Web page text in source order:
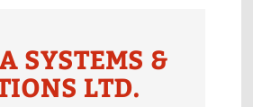
SYSTEMS &
LTD.